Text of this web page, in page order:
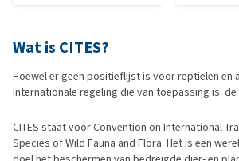
Wat is CITES?
Hoewel er geen positieflijst is voor reptielen en
internationale regeling die van toepassing is: de
CITES staat voor Convention on International
Species of Wild Fauna and Flora. Het is een